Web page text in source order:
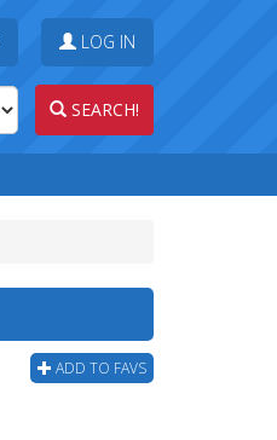
LOG IN
SEARCH!
ADD TO FAVS